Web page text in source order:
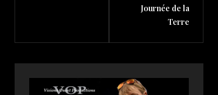
Journée de la
Terre